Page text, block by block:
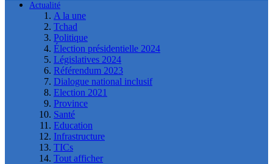
Actualité
A la une
Tchad
Politique
Élection présidentielle 2024
Législatives 2024
Référendum 2023
Dialogue national inclusif
Election 2021
Province
Santé
Education
Infrastructure
TICs
Tout afficher